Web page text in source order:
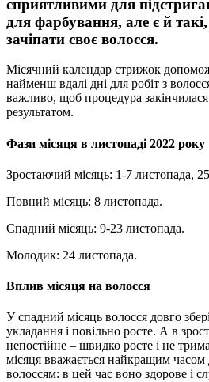
сприятливими для
для фарбування, але є й
зачіпати своє волосся.
Місячний календар стрижок
найменш вдалі дні для робіт з
важливо, щоб процедура закінчилася
результатом.
Фази місяця в листопаді 2022 року
Зростаючий місяць: 1-7 листопада,
Повний місяць: 8 листопада.
Спадний місяць: 9-23 листопада.
Молодик: 24 листопада.
Вплив місяця на волосся
У спадний місяць волосся довго
укладання і повільно росте. А в
непостійне – швидко росте і не
місяця вважається найкращим часом
волоссям: в цей час воно здорове і